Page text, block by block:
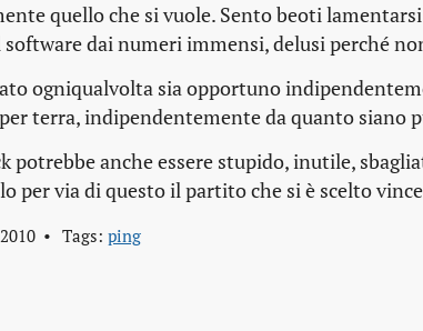
quello che si vuole. Sento beoti
dai numeri immensi, delusi perché
ogniqualvolta sia opportuno
terra, indipendentemente da quanto siano
potrebbe anche essere stupido, inutile,
per via di questo il partito che si è scelto
Tags: ping